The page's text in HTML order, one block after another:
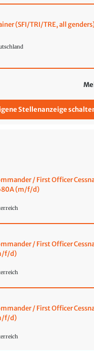
(SFI/TRI/TRE, all
Stellenanzeige
/ First Officer
(m/f/d)
/ First Officer
f/d)
/ First Officer
f/d)